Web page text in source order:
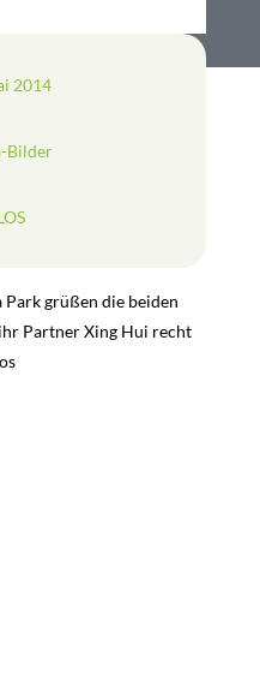
2014
Bilder
grüßen die beiden
Partner Xing Hui recht